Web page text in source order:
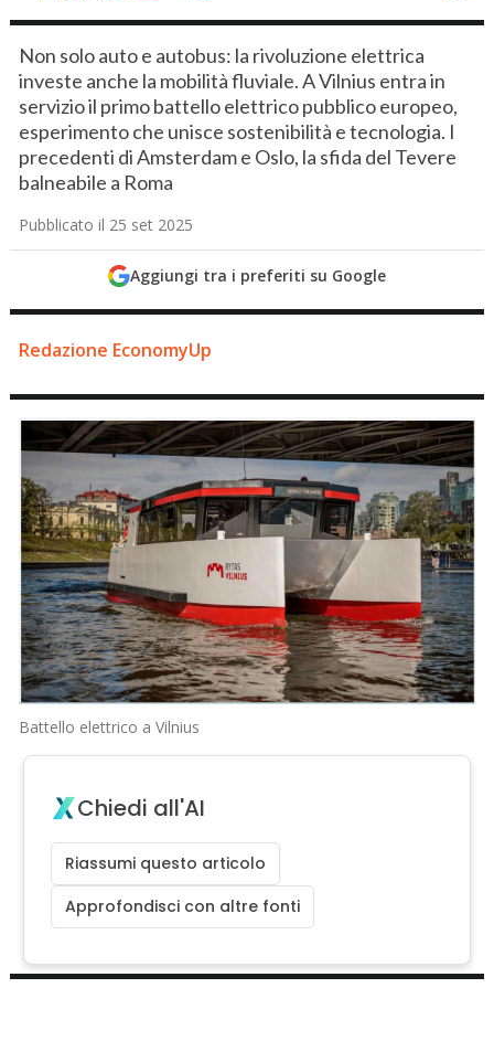
Non solo auto e autobus: la rivoluzione elettrica
investe anche la mobilità fluviale. A Vilnius entra in
servizio il primo battello elettrico pubblico europeo,
esperimento che unisce sostenibilità e tecnologia. I
precedenti di Amsterdam e Oslo, la sfida del Tevere
balneabile a Roma
Pubblicato il 25 set 2025
Aggiungi tra i preferiti su Google
Redazione EconomyUp
Battello elettrico a Vilnius
Chiedi all'AI
Riassumi questo articolo
Approfondisci con altre fonti